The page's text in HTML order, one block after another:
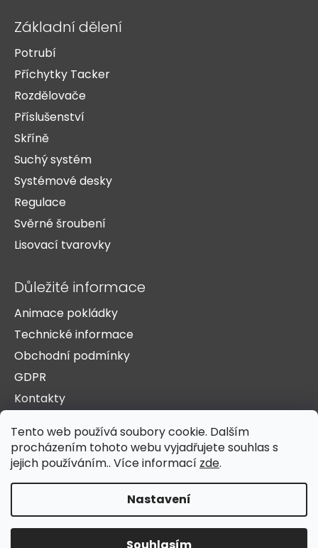
Tento web používá soubory cookie. Dalším
procházením tohoto webu vyjadřujete souhlas s
jejich používáním.. Více informací zde.
Nastavení
Základní dělení
Potrubí
Příchytky Tacker
Rozdělovače
Příslušenství
Skříně
Suchý systém
Systémové desky
Regulace
Svěrné šroubení
Lisovací tvarovky
Důležité informace
Animace pokládky
Technické informace
Obchodní podmínky
GDPR
Kontakty
Doprava a platba
Reference
Vytvořil Shoptet
HST Žichlínek s.r.o.